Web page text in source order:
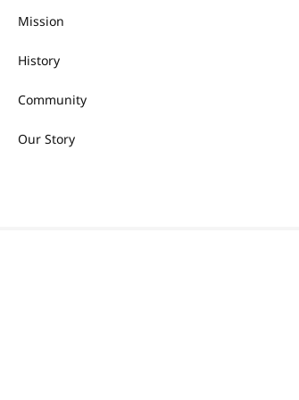
Mission
History
Community
Our Story